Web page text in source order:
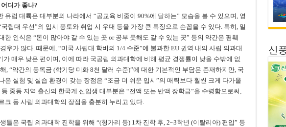
디가 좋나?
유럽 대륙은 대부분의 나라에서 “공교육 비중이 90%에 달하는” 모습을 볼 수 있으며, 영
립대 우선”의 입시 풍토와 취업 시 우대 등을 가장 큰 특징으로 손꼽을 수 있다. 특히, 일
한 인식은 “돈이 많아야 갈 수 있는 곳 or 공부 못해도 갈 수 있는 곳” 등의 약간은 폄훼
우가 많다. 때문에, “미국 사립대 학비의 1/4 수준”에 불과한 EU 권역 내의 사립 의과대
가 매우 낮은 편이며, 이에 따라 국공립 의과대학에 비해 평균 경쟁률이 낮을 수밖에 없
, “약간의 등록금 (학기당 미화 8천 달러 수준)”에 대한 기본적인 부담은 존재하지만, 국
은 실험 및 실습 환경이 갖는 장점은 “조금 더 쉬운 입시”의 매력보다 훨씬 크게 다가올
중동 지역 출신의 한국계 신입생 대부분은 “전액 또는 반액 장학금”을 수령함으로써,
크 등 사립 의과대학의 장점을 충분히 누리고 있다.
들은 국립 의과대학 진학을 위해 “(헝가리 등) 1차 진학 후, 2~3학년 (이탈리아) 편입” 등
신